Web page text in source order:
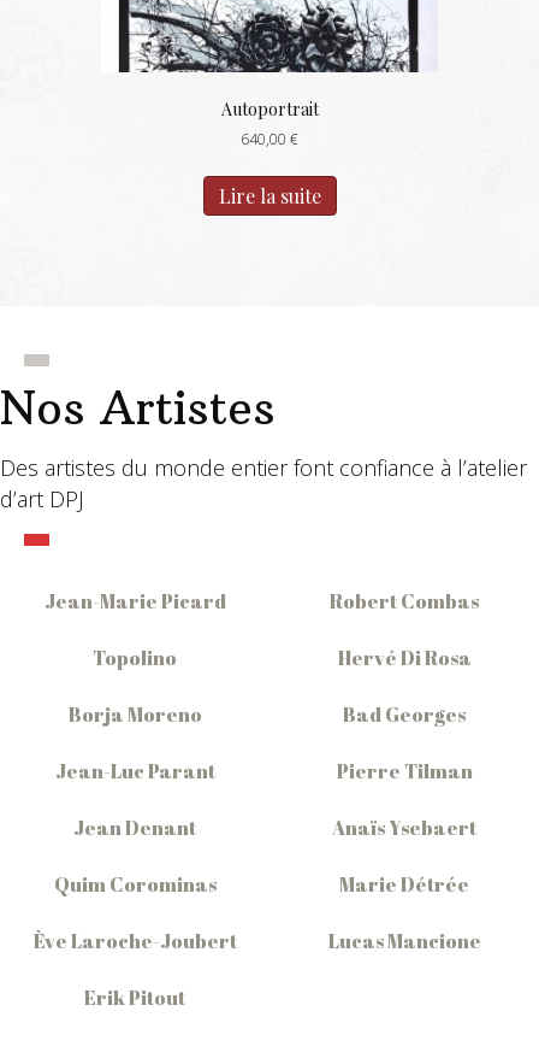
Autoportrait
640,00 €
Lire la suite
Nos Artistes
Des artistes du monde entier font confiance à l’atelier
d’art DPJ
Jean-Marie Picard Robert Combas
Topolino Hervé Di Rosa
Borja Moreno Bad Georges
Jean-Luc Parant Pierre Tilman
Jean Denant Anaïs Ysebaert
Quim Corominas Marie Détrée
Ève Laroche-Joubert Lucas Mancione
Erik Pitout